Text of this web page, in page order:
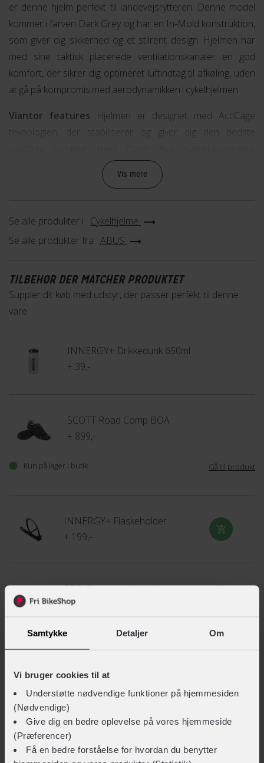
Samtykke Detaljer Om
Vi bruger cookies til at
Understøtte nødvendige funktioner på hjemmesiden
(Nødvendige)
Give dig en bedre oplevelse på vores hjemmeside
(Præferencer)
Få en bedre forståelse for hvordan du benytter
er denne hjelm perfekt til landevejsrytteren. Denne model
kommer i farven Dark Grey og har en In-Mold konstruktion,
som giver dig sikkerhed og et stilrent design. Hjelmen har
med sine taktisk placerede ventilationskanaler en god
komfort, der sikrer dig optimeret luftindtag til afkøling, uden
at gå på kompromis med aerodynamikken i cykelhjelmen.
Viantor features Hjelmen er designet med ActiCage
teknologien, der stabiliserer og giver dig den bedste
hagespændet og de behagelige hjelmstropper, der kan
justeres så de passer dig perfekt. Har du langt hår er der
Er du i tvivl om, hvordan hjelmen skal sidde, står vores
kompetente personale klar til at hjælpe dig i din lokale Fri
Vis mere
Se alle produkter i : Cykelhjelme
Se alle produkter fra : ABUS
TILBEHØR DER MATCHER PRODUKTET
Suppler dit køb med udstyr, der passer perfekt til denne
vare
INNERGY+ Drikkedunk 650ml
+ 39,-
SCOTT Road Comp BOA
+ 899,-
Kun på lager i butik Gå til produkt
INNERGY+ Flaskeholder
+ 199,-
BBB Chester cykelbriller
+ 339,-
+ 999,-
FUSION Technical Merino Neck Gaiter
+ 249,-